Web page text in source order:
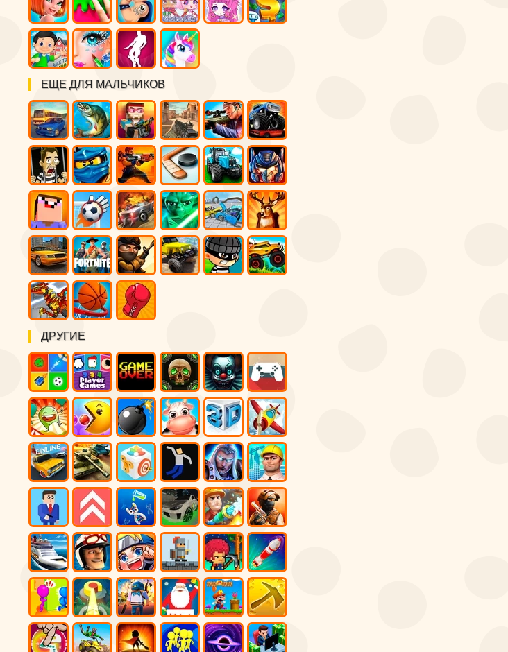
ЕЩЕ ДЛЯ МАЛЬЧИКОВ
ДРУГИЕ